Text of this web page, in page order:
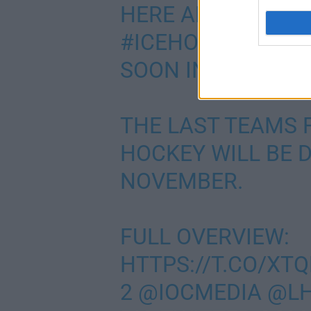
HERE ARE YOUR
#ICEHOCKEY
AT
SOON IN
THE LAST TEAMS
HOCKEY WILL BE
NOVEMBER.
FULL OVERVIEW:
HTTPS://T.CO/
2 @IOCMEDIA